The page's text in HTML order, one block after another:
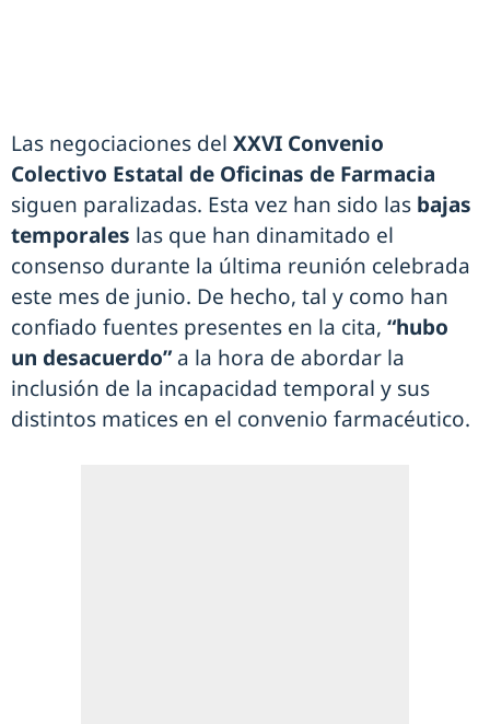
Las negociaciones del XXVI Convenio
Colectivo Estatal de Oficinas de Farmacia
siguen paralizadas. Esta vez han sido las bajas
temporales las que han dinamitado el
consenso durante la última reunión celebrada
este mes de junio. De hecho, tal y como han
confiado fuentes presentes en la cita, “hubo
un desacuerdo” a la hora de abordar la
inclusión de la incapacidad temporal y sus
distintos matices en el convenio farmacéutico.